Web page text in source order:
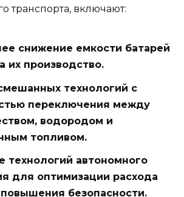
транспорта, включают:
снижение емкости батарей
их производство.
технологий с
переключения между
водородом и
топливом.
технологий автономного
для оптимизации расхода
безопасности.